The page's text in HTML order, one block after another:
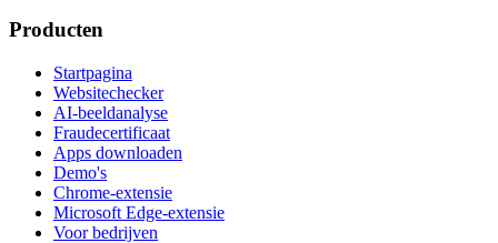
Producten
Startpagina
Websitechecker
AI-beeldanalyse
Fraudecertificaat
Apps downloaden
Demo's
Chrome-extensie
Microsoft Edge-extensie
Voor bedrijven